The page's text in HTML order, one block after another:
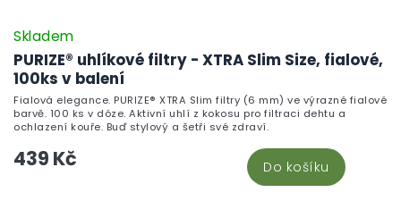
PURIZE® uhlíkové filtry - XTRA Slim Size, fialové,
100ks v balení
Skladem
439 Kč Do košíku
Fialová elegance. PURIZE® XTRA Slim filtry (6 mm) ve výrazné fialové
barvě. 100 ks v dóze. Aktivní uhlí z kokosu pro filtraci dehtu a
ochlazení kouře. Buď stylový a šetři své zdraví.